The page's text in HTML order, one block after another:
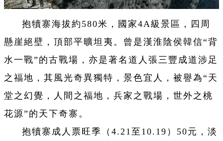
抱犢寨海拔約580米，國家4A級景區，四周
懸崖絕壁，頂部平曠坦夷。曾是漢淮陰侯韓信“背
水一戰”的古戰場，亦是著名道人張三豐成道涉足
之福地，其風光奇異獨特，景色宜人，被譽為“天
堂之幻覺，人間之福地，兵家之戰場，世外之桃
花源”的天下奇寨。
抱犢寨成人票旺季（4.21至10.19）50元，淡